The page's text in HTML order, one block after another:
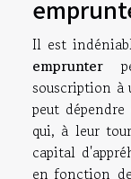
Il est
emprunter
souscription à
peut dépendre
qui, à leur
capital
en fonction